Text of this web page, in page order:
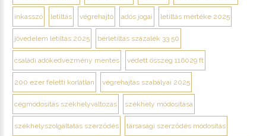
inkasszó letiltás végrehajtó adós jogai letiltás mértéke 2025
jövedelem letiltás 2025 bérletiltás százalék 33 50
családi adókedvezmény mentes védett összeg 116029 ft
200 ezer feletti korlátlan végrehajtás szabályai 2025
cégmódosítás székhelyváltozás székhely módosítása
székhelyszolgáltatás szerződés társasági szerződés módosítás